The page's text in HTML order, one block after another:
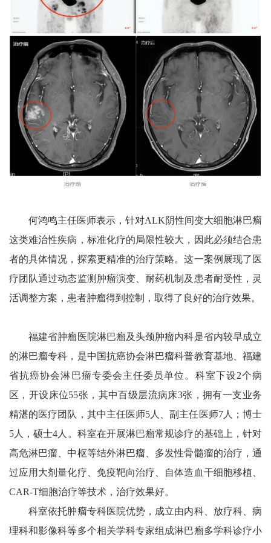
何鸿鸣主任医师表示，针对ALK阴性间变大细胞淋巴瘤
这类难治性疾病，标准化疗的局限性较大，因此必须结合患
者的具体情况，探索更精准的治疗策略。这一案例展现了医
疗团队通过动态监测肿瘤演变、耐药机制及患者耐受性，灵
活调整方案，患者肿瘤得到控制，取得了良好的治疗效果。
福建省肿瘤医院淋巴瘤及头颈肿瘤内科是省内较早成立
的淋巴瘤专科，是中国抗癌协会淋巴瘤科普教育基地、福建
省抗癌协会淋巴瘤专委会主任委员单位。科室下设2个病
区，开设床位55张，其中百级层流病床3张，拥有一支业务
精湛的医疗团队，其中主任医师5人、副主任医师7人；博士
5人，硕士4人。科室在开展淋巴瘤常规诊疗的基础上，针对
高危淋巴瘤、中枢等结外淋巴瘤、多发性骨髓瘤的治疗，通
过应用大剂量化疗、免疫靶向治疗、自体造血干细胞移植、
CAR-T细胞治疗等技术，治疗效果好。
科室依托肿瘤专科医院优势，成立由内科、放疗科、病
理科和影像科等多个相关学科专家组成淋巴瘤多学科诊疗小